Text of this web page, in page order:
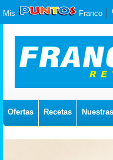
Mis Franco
Ofertas Recetas